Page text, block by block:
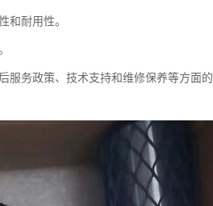
和耐用性。
务政策、技术支持和维修保养等方面的